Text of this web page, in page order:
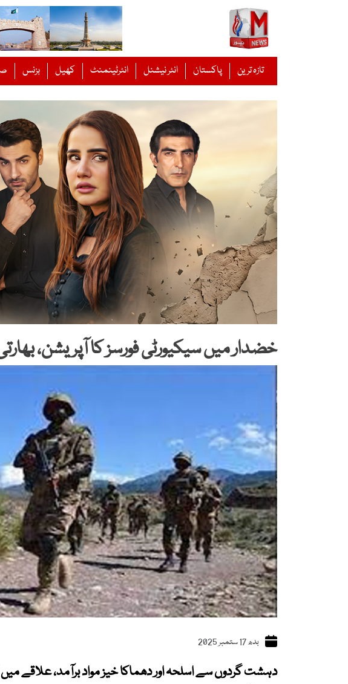
تازہ ترین پاکستان انٹر نیشنل انٹرٹینمنٹ کھیل بزنس
خضدار میں سیکیورٹی فورسز کا آپریشن، بھارتی
بدھ 17 ستمبر 2025
دہشت گردوں سے اسلحہ اور دھماکا خیز مواد برآمد، علاقے